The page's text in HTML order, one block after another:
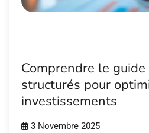
Comprendre le
structurés pour
investissements
3 Novembre 2025